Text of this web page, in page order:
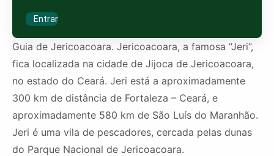
Entrar
Guia de Jericoacoara. Jericoacoara, a famosa “Jeri”,
fica localizada na cidade de Jijoca de Jericoacoara,
no estado do Ceará. Jeri está a aproximadamente
300 km de distância de Fortaleza – Ceará, e
aproximadamente 580 km de São Luís do Maranhão.
Jeri é uma vila de pescadores, cercada pelas dunas
do Parque Nacional de Jericoacoara.